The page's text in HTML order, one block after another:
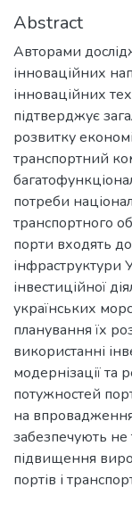
Abstract
Авторами
інноваційних
інноваційних
підтверджує
розвитку
транспортний
потреби
транспортного
порти входять
інфраструктури
інвестиційної
українських
планування їх
використанні
модернізації та
потужностей
на впровадження
забезпечують не
підвищення